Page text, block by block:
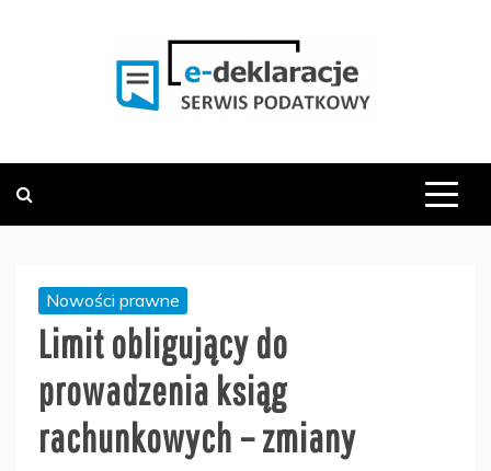
Nowości prawne
Limit obligujący do
prowadzenia ksiąg
rachunkowych – zmiany